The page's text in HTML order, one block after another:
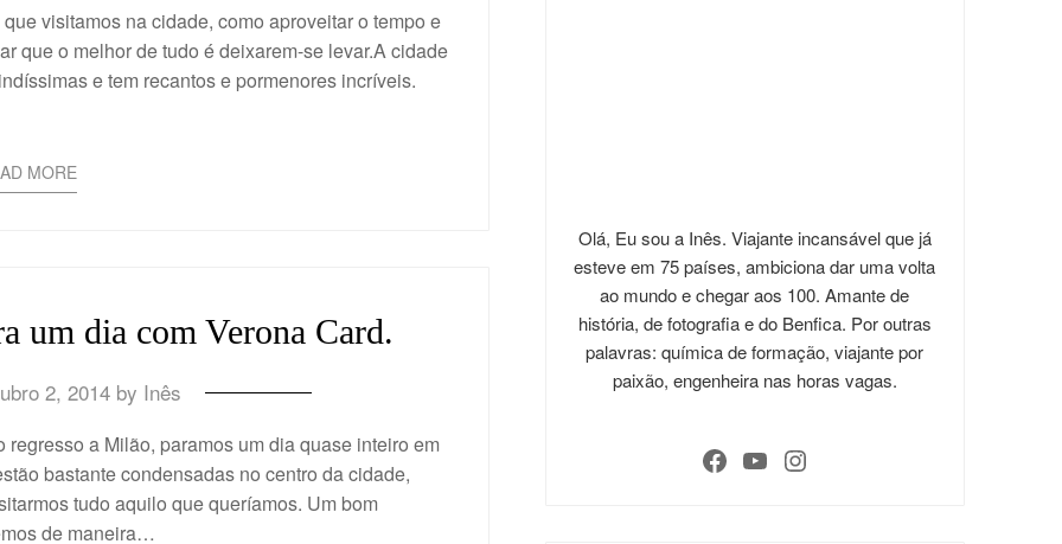
visitamos na cidade, como aproveitar o tempo e
que o melhor de tudo é deixarem-se levar.A cidade
e tem recantos e pormenores incríveis.
MORE
um dia com Verona Card.
2, 2014 by Inês
a Milão, paramos um dia quase inteiro em
bastante condensadas no centro da cidade,
tudo aquilo que queríamos. Um bom
de maneira…
Olá, Eu sou a Inês. Viajante incansável que já
esteve em 75 países, ambiciona dar uma volta
ao mundo e chegar aos 100. Amante de
história, de fotografia e do Benfica. Por outras
palavras: química de formação, viajante por
paixão, engenheira nas horas vagas.